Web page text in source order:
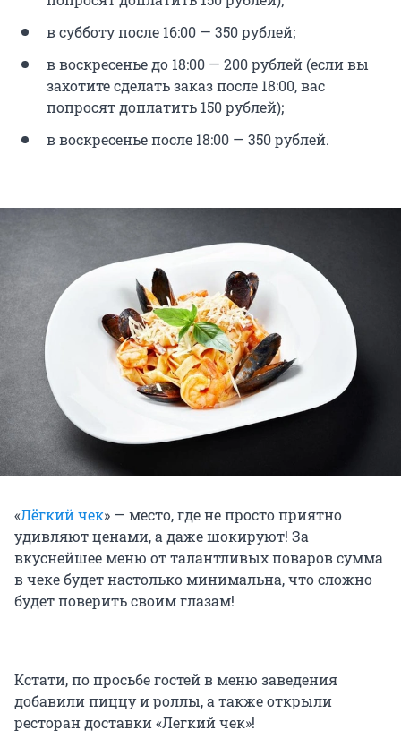
в субботу после 16:00 — 350 рублей;
в воскресенье до 18:00 — 200 рублей (если вы
захотите сделать заказ после 18:00, вас
попросят доплатить 150 рублей);
в воскресенье после 18:00 — 350 рублей.
«Лёгкий чек» — место, где не просто приятно
удивляют ценами, а даже шокируют! За
вкуснейшее меню от талантливых поваров сумма
в чеке будет настолько минимальна, что сложно
будет поверить своим глазам!
Кстати, по просьбе гостей в меню заведения
добавили пиццу и роллы, а также открыли
ресторан доставки «Легкий чек»!